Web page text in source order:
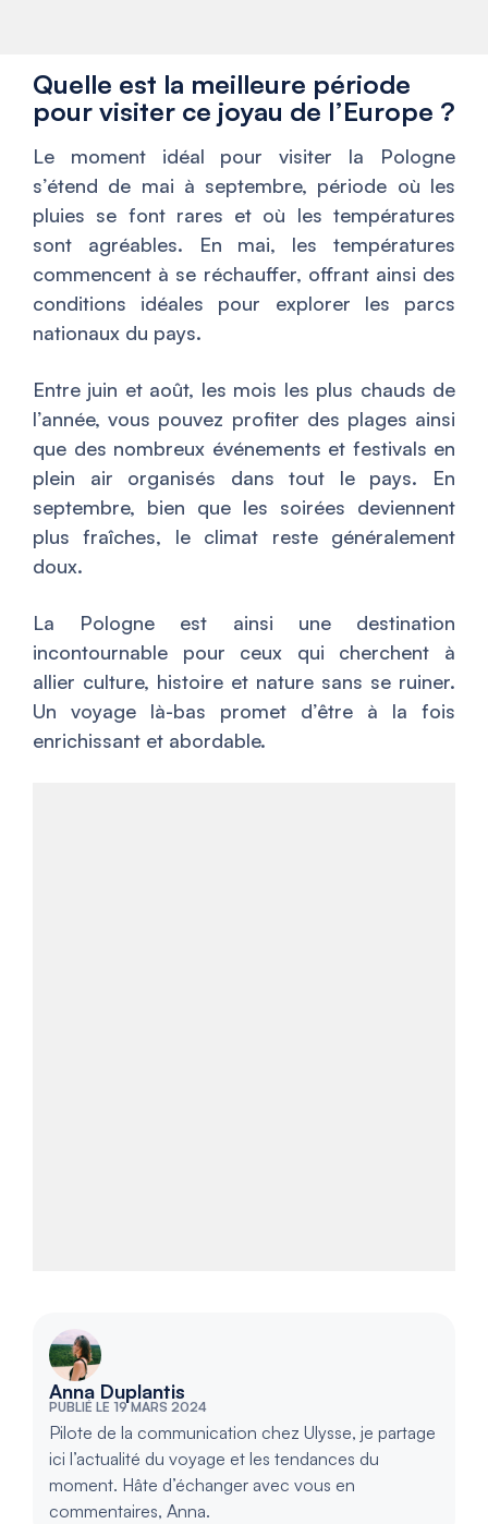
Quelle est la meilleure période
pour visiter ce joyau de l’Europe ?
Le moment idéal pour visiter la Pologne
s’étend de mai à septembre, période où les
pluies se font rares et où les températures
sont agréables. En mai, les températures
commencent à se réchauffer, offrant ainsi des
conditions idéales pour explorer les parcs
nationaux du pays.
Entre juin et août, les mois les plus chauds de
l’année, vous pouvez profiter des plages ainsi
que des nombreux événements et festivals en
plein air organisés dans tout le pays. En
septembre, bien que les soirées deviennent
plus fraîches, le climat reste généralement
doux.
La Pologne est ainsi une destination
incontournable pour ceux qui cherchent à
allier culture, histoire et nature sans se ruiner.
Un voyage là-bas promet d’être à la fois
enrichissant et abordable.
Anna Duplantis
PUBLIÉ LE 19 MARS 2024
Pilote de la communication chez Ulysse, je partage
ici l’actualité du voyage et les tendances du
moment. Hâte d’échanger avec vous en
commentaires, Anna.